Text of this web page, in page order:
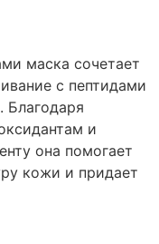
маска сочетает
с пептидами
и
она помогает
кожи и придает